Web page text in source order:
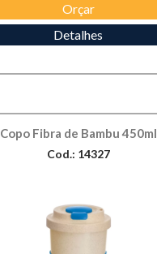
Orçar
Detalhes
Copo Fibra de Bambu 450ml
Cod.: 14327